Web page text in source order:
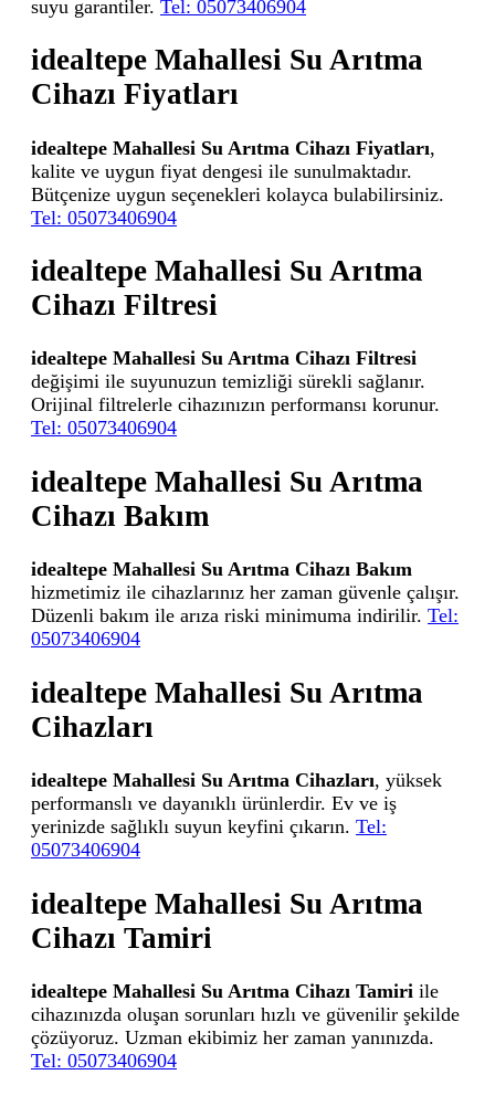
suyu garantiler. Tel: 05073406904
idealtepe Mahallesi Su Arıtma
Cihazı Fiyatları
idealtepe Mahallesi Su Arıtma Cihazı Fiyatları,
kalite ve uygun fiyat dengesi ile sunulmaktadır.
Bütçenize uygun seçenekleri kolayca bulabilirsiniz.
Tel: 05073406904
idealtepe Mahallesi Su Arıtma
Cihazı Filtresi
idealtepe Mahallesi Su Arıtma Cihazı Filtresi
değişimi ile suyunuzun temizliği sürekli sağlanır.
Orijinal filtrelerle cihazınızın performansı korunur.
Tel: 05073406904
idealtepe Mahallesi Su Arıtma
Cihazı Bakım
idealtepe Mahallesi Su Arıtma Cihazı Bakım
hizmetimiz ile cihazlarınız her zaman güvenle çalışır.
Düzenli bakım ile arıza riski minimuma indirilir. Tel:
05073406904
idealtepe Mahallesi Su Arıtma
Cihazları
idealtepe Mahallesi Su Arıtma Cihazları, yüksek
performanslı ve dayanıklı ürünlerdir. Ev ve iş
yerinizde sağlıklı suyun keyfini çıkarın. Tel:
05073406904
idealtepe Mahallesi Su Arıtma
Cihazı Tamiri
idealtepe Mahallesi Su Arıtma Cihazı Tamiri ile
cihazınızda oluşan sorunları hızlı ve güvenilir şekilde
çözüyoruz. Uzman ekibimiz her zaman yanınızda.
Tel: 05073406904